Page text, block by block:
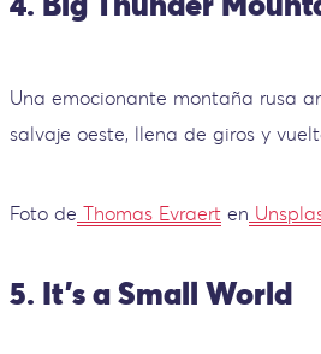
Una emocionante montaña rusa
salvaje oeste, llena de giros y
Foto de Thomas Evraert en
5. It's a Small World